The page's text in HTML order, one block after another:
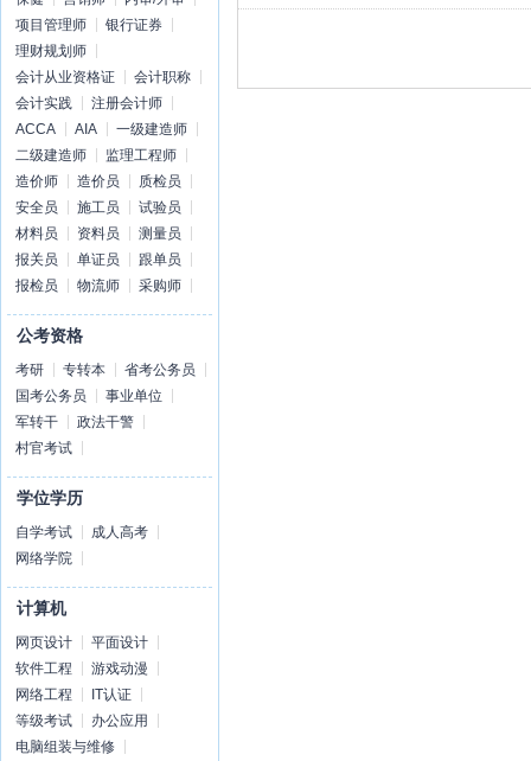
项目管理师
银行证券
理财规划师
会计从业资格证
会计职称
会计实践
注册会计师
ACCA
AIA
一级建造师
二级建造师
监理工程师
造价师
造价员
质检员
安全员
施工员
试验员
材料员
资料员
测量员
报关员
单证员
跟单员
报检员
物流师 采购师
公考资格
考研 专转本
省考公务员
国考公务员
事业单位
军转干
政法干警
村官考试
学位学历
自学考试
成人高考
网络学院
计算机
网页设计
平面设计
软件工程
游戏动漫
网络工程
IT认证
等级考试
办公应用
电脑组装与维修